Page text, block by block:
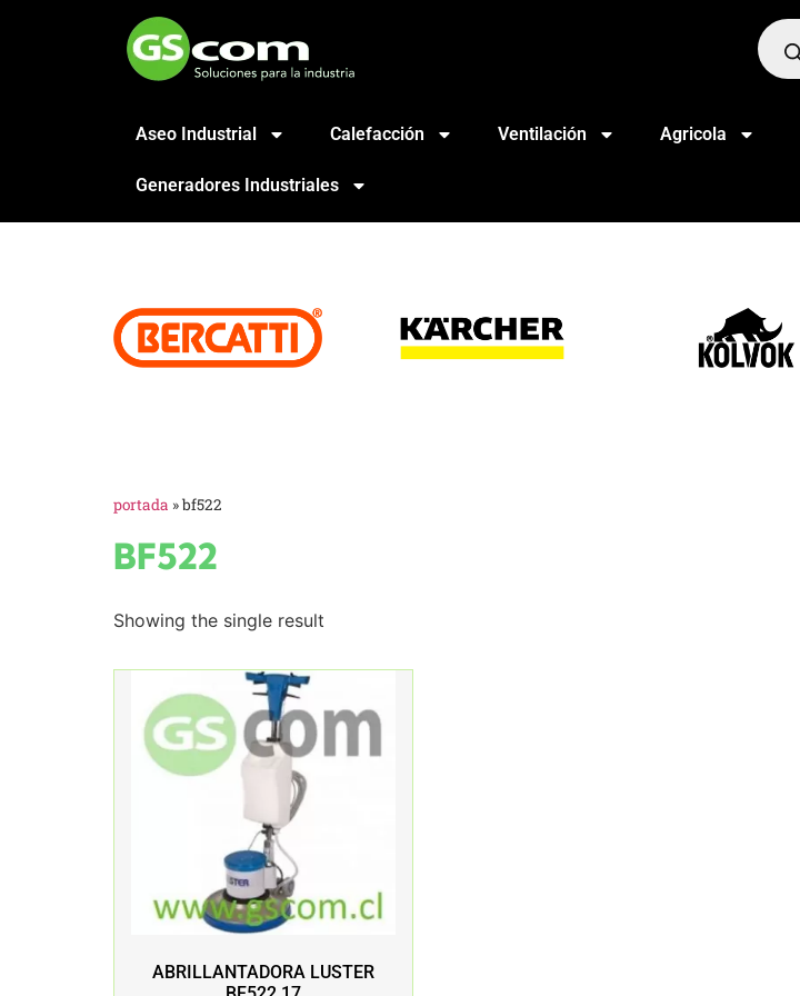
Aseo Industrial Calefacción Ventilación Agricola
Generadores Industriales
portada »bf522
BF522
Showing the single result
ABRILLANTADORA LUSTER